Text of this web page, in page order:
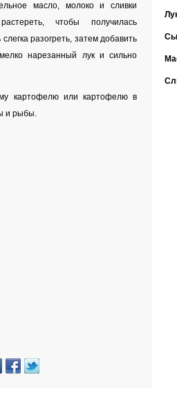
масло, молоко и сливки
чтобы получилась
разогреть, затем добавить
нарезанный лук и сильно
картофелю или картофелю в
и рыбы.